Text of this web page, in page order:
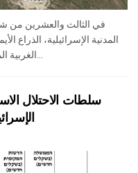
المدنية الإسرائيلية، الذراع
الغربية المحتلة, أعلانا عسكريا جديدا مفاده السيطرة...
سلطات الاحتلال